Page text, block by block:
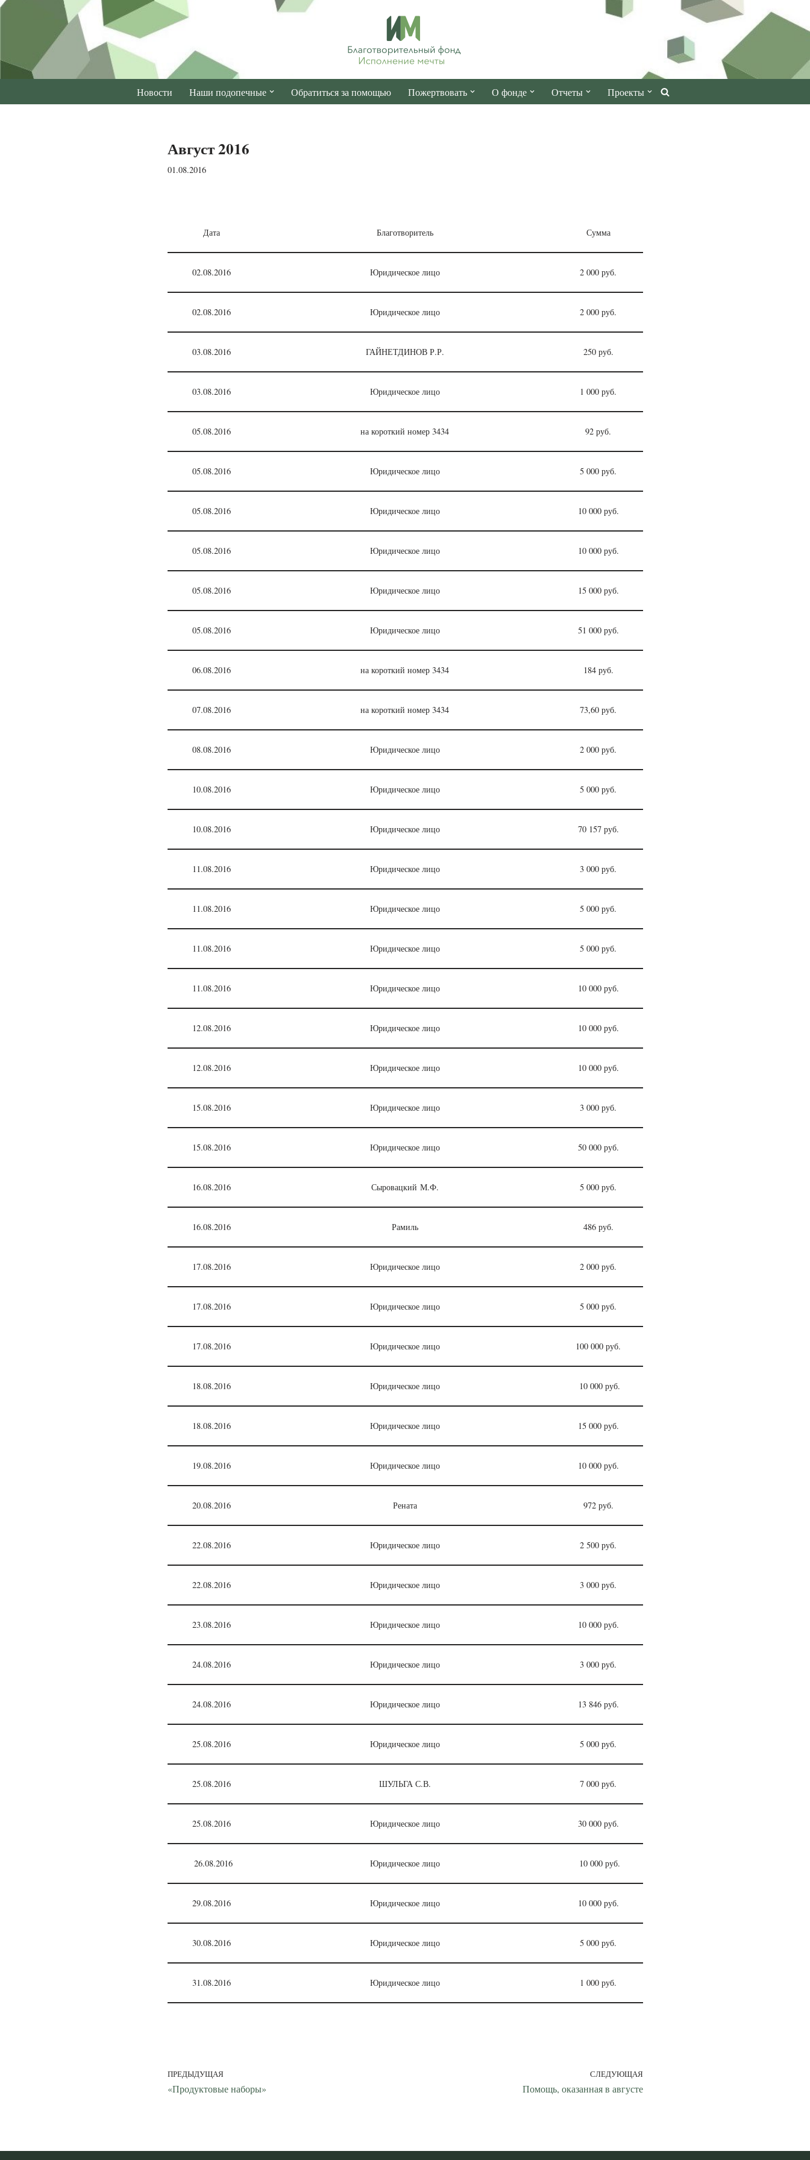
содержимому
Новости Наши подопечные Обратиться за помощью Пожертвовать О фонде Отчеты Проекты
Август 2016
01.08.2016
Дата Благотворитель Сумма
02.08.2016 Юридическое лицо 2 000 руб.
02.08.2016 Юридическое лицо 2 000 руб.
03.08.2016 ГАЙНЕТДИНОВ Р.Р. 250 руб.
03.08.2016 Юридическое лицо 1 000 руб.
05.08.2016 на короткий номер 3434 92 руб.
05.08.2016 Юридическое лицо 5 000 руб.
05.08.2016 Юридическое лицо 10 000 руб.
05.08.2016 Юридическое лицо 10 000 руб.
05.08.2016 Юридическое лицо 15 000 руб.
05.08.2016 Юридическое лицо 51 000 руб.
06.08.2016 на короткий номер 3434 184 руб.
07.08.2016 на короткий номер 3434 73,60 руб.
08.08.2016 Юридическое лицо 2 000 руб.
10.08.2016 Юридическое лицо 5 000 руб.
10.08.2016 Юридическое лицо 70 157 руб.
11.08.2016 Юридическое лицо 3 000 руб.
11.08.2016 Юридическое лицо 5 000 руб.
11.08.2016 Юридическое лицо 5 000 руб.
11.08.2016 Юридическое лицо 10 000 руб.
12.08.2016 Юридическое лицо 10 000 руб.
12.08.2016 Юридическое лицо 10 000 руб.
15.08.2016 Юридическое лицо 3 000 руб.
15.08.2016 Юридическое лицо 50 000 руб.
16.08.2016 Сыровацкий М.Ф. 5 000 руб.
16.08.2016 Рамиль 486 руб.
17.08.2016 Юридическое лицо 2 000 руб.
17.08.2016 Юридическое лицо 5 000 руб.
17.08.2016 Юридическое лицо 100 000 руб.
18.08.2016 Юридическое лицо 10 000 руб.
18.08.2016 Юридическое лицо 15 000 руб.
19.08.2016 Юридическое лицо 10 000 руб.
20.08.2016 Рената 972 руб.
22.08.2016 Юридическое лицо 2 500 руб.
22.08.2016 Юридическое лицо 3 000 руб.
23.08.2016 Юридическое лицо 10 000 руб.
24.08.2016 Юридическое лицо 3 000 руб.
24.08.2016 Юридическое лицо 13 846 руб.
25.08.2016 Юридическое лицо 5 000 руб.
25.08.2016 ШУЛЬГА С.В. 7 000 руб.
25.08.2016 Юридическое лицо 30 000 руб.
26.08.2016 Юридическое лицо 10 000 руб.
29.08.2016 Юридическое лицо 10 000 руб.
30.08.2016 Юридическое лицо 5 000 руб.
31.08.2016 Юридическое лицо 1 000 руб.
ПРЕДЫДУЩАЯ
«Продуктовые наборы»
СЛЕДУЮЩАЯ
Помощь, оказанная в августе